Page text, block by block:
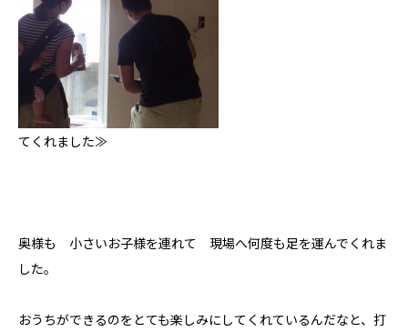
てくれました≫
奥様も 小さいお子様を連れて 現場へ何度も足を運んでくれま
した。
おうちができるのをとても楽しみにしてくれているんだなと、打